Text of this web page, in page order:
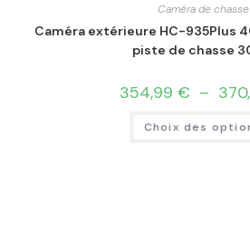
Caméra de chasse
Caméra extérieure HC-935Plus
piste de chasse
354,99 € –
Choix des